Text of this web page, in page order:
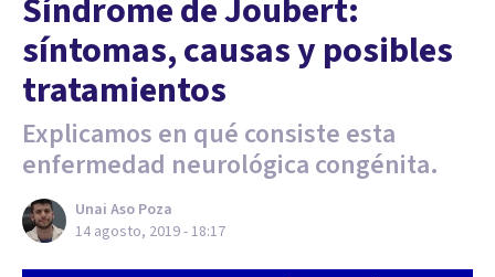
Síndrome de Joubert:
síntomas, causas y posibles
tratamientos
Explicamos en qué consiste esta
enfermedad neurológica congénita.
Unai Aso Poza
14 agosto, 2019 - 18:17